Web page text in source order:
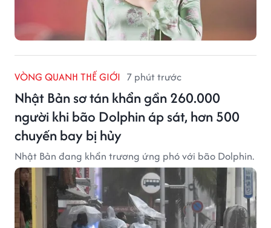
VÒNG QUANH THẾ GIỚI 7 phút trước
Nhật Bản sơ tán khẩn gần 260.000
người khi bão Dolphin áp sát, hơn 500
chuyến bay bị hủy
Nhật Bản đang khẩn trương ứng phó với bão Dolphin.